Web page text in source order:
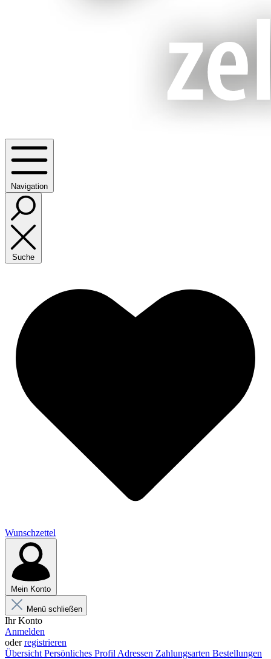
Navigation
Suche
Wunschzettel
Mein Konto
Menü schließen
Ihr Konto
Anmelden
oderregistrieren
Übersicht Persönliches Profil Adressen Zahlungsarten Bestellungen